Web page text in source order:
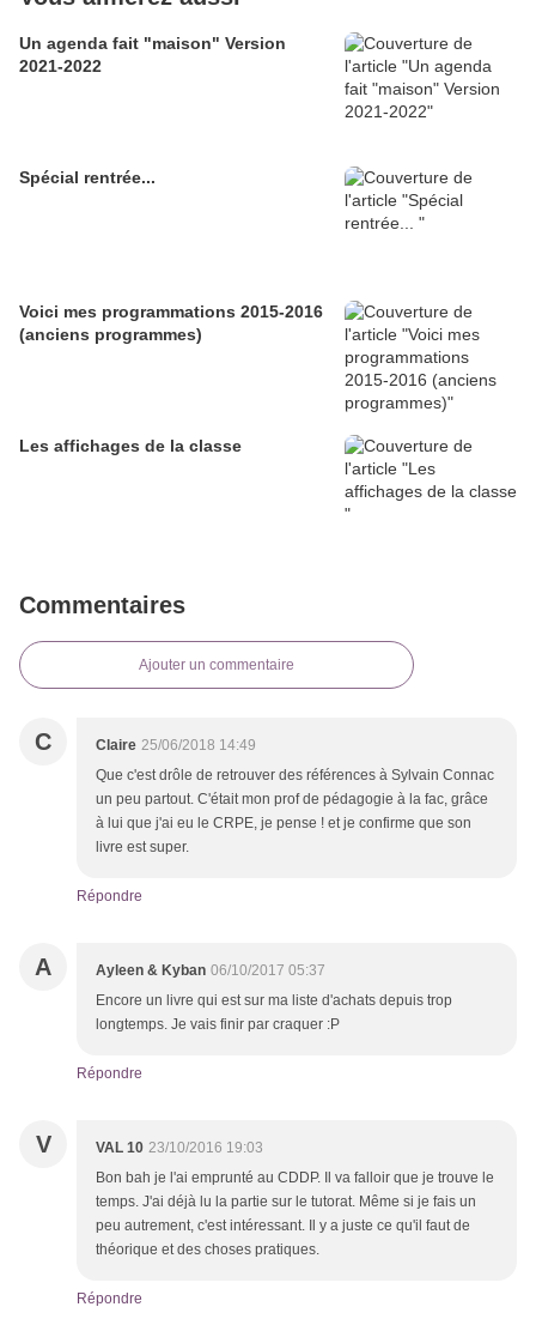
Un agenda fait "maison" Version
2021-2022
Spécial rentrée...
Voici mes programmations 2015-2016
(anciens programmes)
Les affichages de la classe
Commentaires
Ajouter un commentaire
C Claire 25/06/2018 14:49
Que c'est drôle de retrouver des références à Sylvain Connac
un peu partout. C'était mon prof de pédagogie à la fac, grâce
à lui que j'ai eu le CRPE, je pense ! et je confirme que son
livre est super.
Répondre
A Ayleen & Kyban 06/10/2017 05:37
Encore un livre qui est sur ma liste d'achats depuis trop
longtemps. Je vais finir par craquer :P
Répondre
V VAL 10 23/10/2016 19:03
Bon bah je l'ai emprunté au CDDP. Il va falloir que je trouve le
temps. J'ai déjà lu la partie sur le tutorat. Même si je fais un
peu autrement, c'est intéressant. Il y a juste ce qu'il faut de
théorique et des choses pratiques.
Répondre